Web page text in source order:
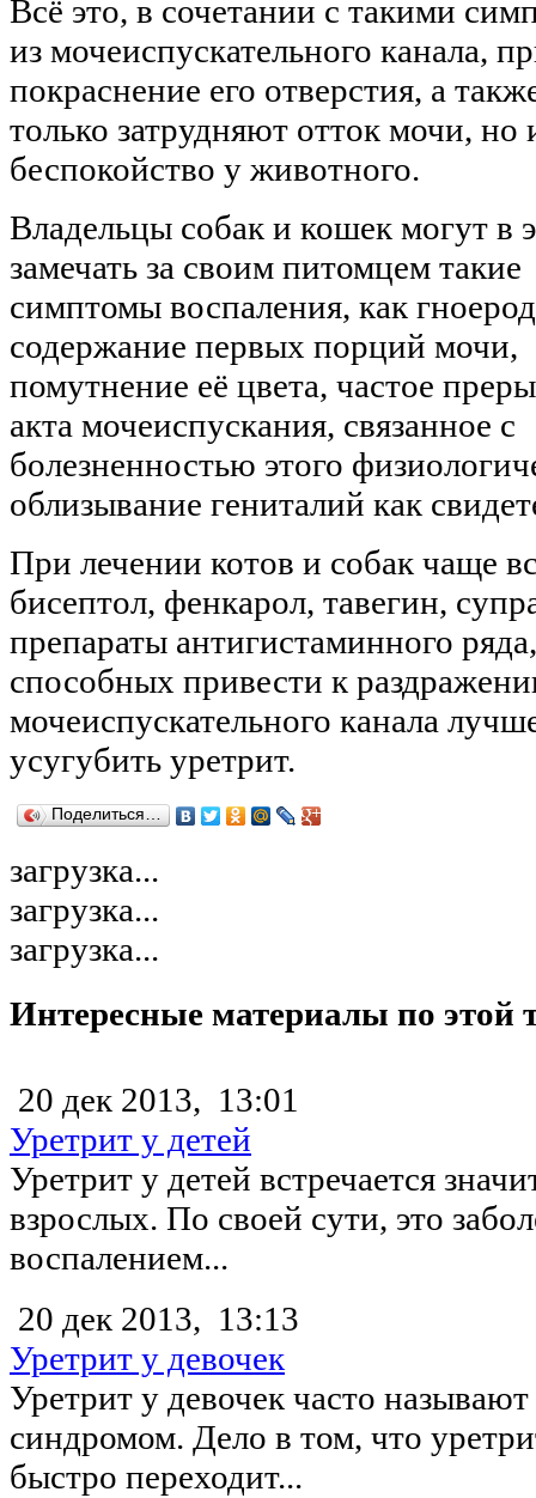
Всё это, в сочетании с такими
из мочеиспускательного канала,
покраснение его отверстия, а
только затрудняют отток мочи,
беспокойство у животного.
Владельцы собак и кошек могут в
замечать за своим питомцем такие
симптомы воспаления, как
содержание первых порций мочи,
помутнение её цвета, частое
акта мочеиспускания, связанное с
болезненностью этого
облизывание гениталий как
При лечении котов и собак чаще
бисептол, фенкарол, тавегин,
препараты антигистаминного
способных привести к
мочеиспускательного канала
усугубить уретрит.
Поделиться…
загрузка...
загрузка...
загрузка...
Интересные материалы по этой
20 дек 2013, 13:01
Уретрит у детей
Уретрит у детей встречается
взрослых. По своей сути, это
воспалением...
20 дек 2013, 13:13
Уретрит у девочек
Уретрит у девочек часто
синдромом. Дело в том, что
быстро переходит...